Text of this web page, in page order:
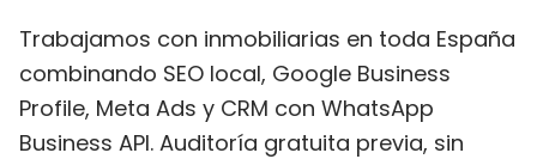
Trabajamos con inmobiliarias en toda España
combinando SEO local, Google Business
Profile, Meta Ads y CRM con WhatsApp
Business API. Auditoría gratuita previa, sin